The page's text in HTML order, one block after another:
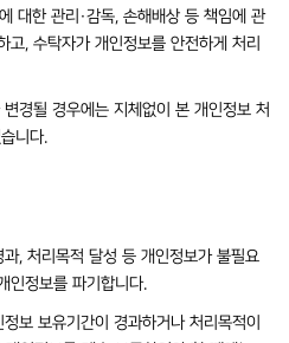
대한 관리·감독, 손해배상 등 책임에 관
고, 수탁자가 개인정보를 안전하게 처리
경될 경우에는 지체없이 본 개인정보 처
니다.
, 처리목적 달성 등 개인정보가 불필요
인정보를 파기합니다.
보 보유기간이 경과하거나 처리목적이